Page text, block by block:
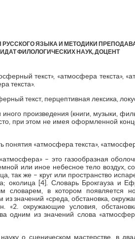
ЯЗЫКА И МЕТОДИКИ
ФИЛОЛОГИЧЕСКИХ НАУК, ДОЦЕНТ
текст», «атмосфера текста»,
текста».
текст, перцептивная лексика,
произведения (книги, музыки,
при этом не имея оформленной
«атмосфера текста»,
– это газообразная
или иное небесное тело воздух,
так же – круг или пространство
околица [4]. Словарь Брокгауза и
словарем, в котором появляется
значений «среда, обстановка,
«2. окружающие условия,
одним из значений слова
о сценическом мастерстве, в